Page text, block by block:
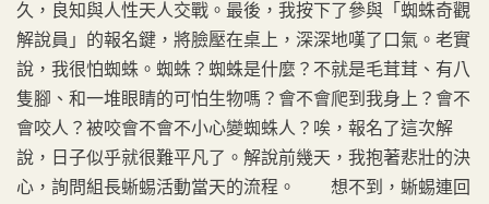
久，良知與人性天人交戰。最後，我按下了參與「蜘蛛奇觀
解說員」的報名鍵，將臉壓在桌上，深深地嘆了口氣。老實
說，我很怕蜘蛛。蜘蛛？蜘蛛是什麼？不就是毛茸茸、有八
隻腳、和一堆眼睛的可怕生物嗎？會不會爬到我身上？會不
會咬人？被咬會不會不小心變蜘蛛人？唉，報名了這次解
說，日子似乎就很難平凡了。解說前幾天，我抱著悲壯的決
心，詢問組長蜥蜴活動當天的流程。 想不到，蜥蜴連回